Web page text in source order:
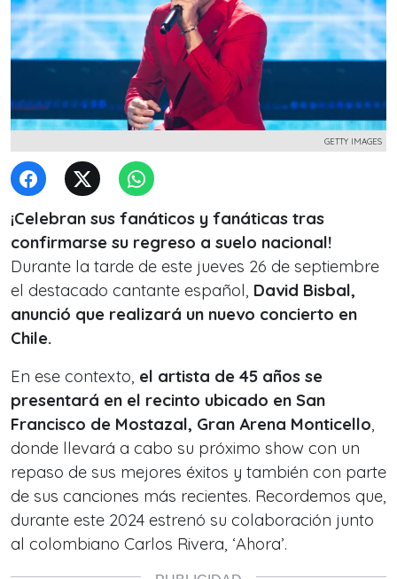
GETTY IMAGES
¡Celebran sus fanáticos y fanáticas tras
confirmarse su regreso a suelo nacional!
Durante la tarde de este jueves 26 de septiembre
el destacado cantante español, David Bisbal,
anunció que realizará un nuevo concierto en
Chile.
En ese contexto, el artista de 45 años se
presentará en el recinto ubicado en San
Francisco de Mostazal, Gran Arena Monticello,
donde llevará a cabo su próximo show con un
repaso de sus mejores éxitos y también con parte
de sus canciones más recientes. Recordemos que,
durante este 2024 estrenó su colaboración junto
al colombiano Carlos Rivera, ‘Ahora’.